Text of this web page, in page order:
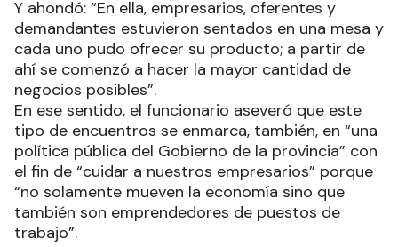
Y ahondó: “En ella, empresarios, oferentes y
demandantes estuvieron sentados en una mesa y
cada uno pudo ofrecer su producto; a partir de
ahí se comenzó a hacer la mayor cantidad de
negocios posibles”.
En ese sentido, el funcionario aseveró que este
tipo de encuentros se enmarca, también, en “una
política pública del Gobierno de la provincia” con
el fin de “cuidar a nuestros empresarios” porque
“no solamente mueven la economía sino que
también son emprendedores de puestos de
trabajo”.